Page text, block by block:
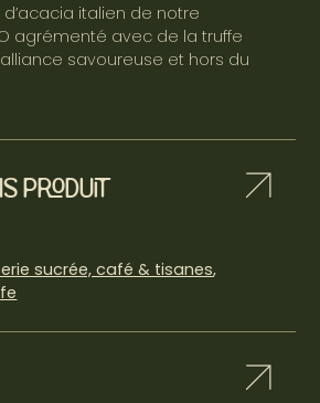
d’acacia italien de notre
agrémenté avec de la truffe
savoureuse et hors du
produit
sucrée, café & tisanes,